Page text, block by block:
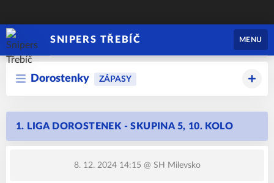
SNIPERS TŘEBÍČ MENU
Dorostenky ZÁPASY
1. LIGA DOROSTENEK - SKUPINA 5, 10. KOLO
8. 12. 2024 14:15 @ SH Milevsko